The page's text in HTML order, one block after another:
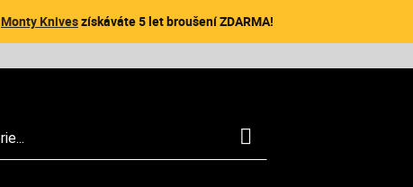
Monty Kniveszískáváte 5 let broušení ZDARMA!